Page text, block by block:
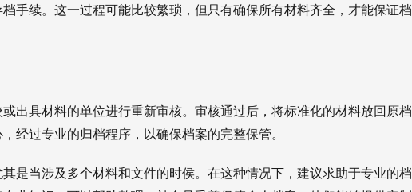
手续。这一过程可能比较繁琐，但只有确保所有材料齐全，才能保证档
出具材料的单位进行重新审核。审核通过后，将标准化的材料放回原档
经过专业的归档程序，以确保档案的完整保管。
是当涉及多个材料和文件的时侯。在这种情况下，建议求助于专业的档